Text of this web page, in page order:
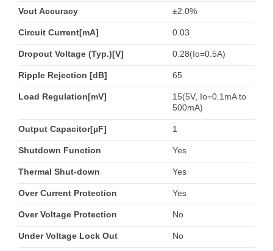
Vout Accuracy ±2.0%
Circuit Current[mA] 0.03
Dropout Voltage (Typ.)[V] 0.28(Io=0.5A)
Ripple Rejection [dB] 65
Load Regulation[mV]
15(5V, Io=0.1mA to
500mA)
Output Capacitor[µF] 1
Shutdown Function Yes
Thermal Shut-down Yes
Over Current Protection Yes
Over Voltage Protection No
Under Voltage Lock Out No